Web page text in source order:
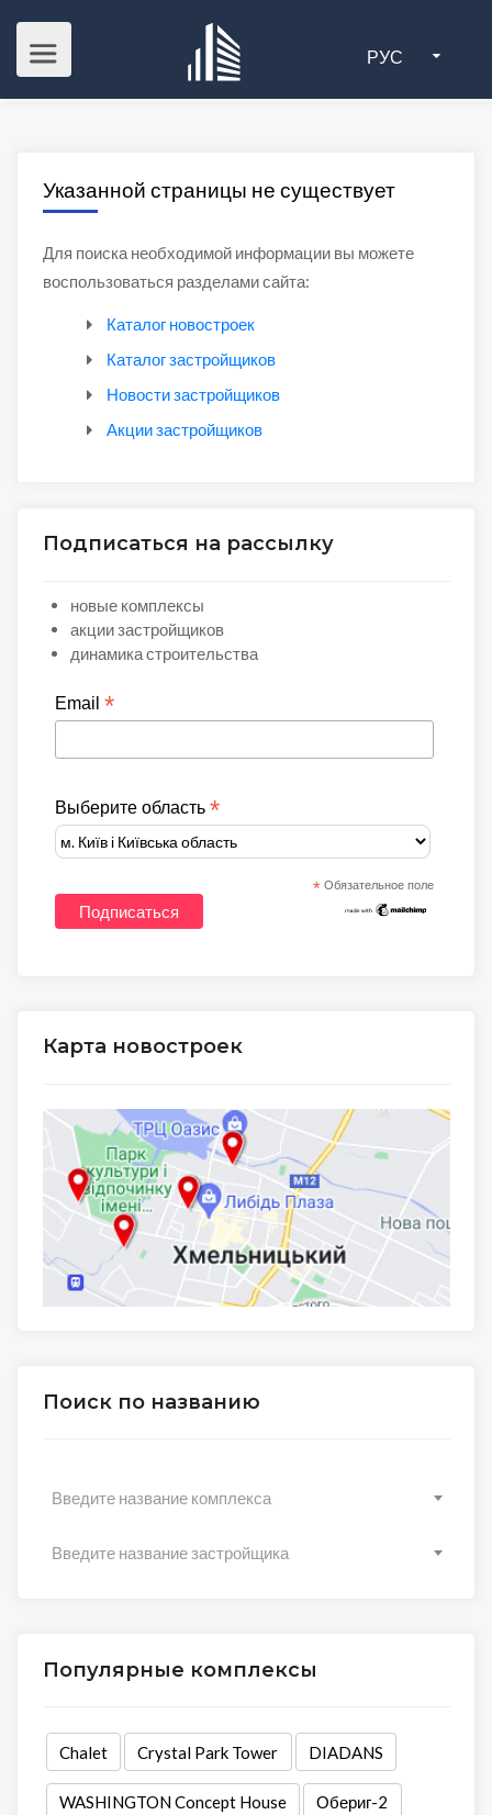
РУС
Указанной страницы не существует
Для поиска необходимой информации вы можете
воспользоваться разделами сайта:
Каталог новостроек
Каталог застройщиков
Новости застройщиков
Акции застройщиков
Подписаться на рассылку
новые комплексы
акции застройщиков
динамика строительства
Email *
Выберите область *
* Обязательное поле
Карта новостроек
Поиск по названию
Введите название комплекса
Введите название застройщика
Популярные комплексы
Chalet Crystal Park Tower DIADANS
WASHINGTON Concept House Обериг-2